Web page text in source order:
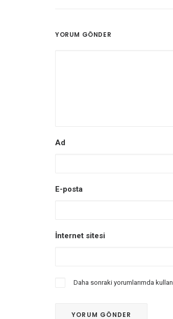
YORUM GÖNDER
Ad
E-posta
İnternet sitesi
Daha sonraki yorumlarımda